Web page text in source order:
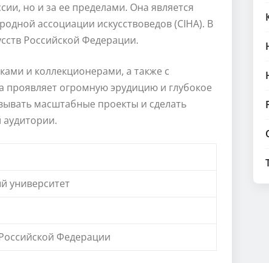
но и за ее пределами. Она является
ассоциации искусствоведов (CIHA). В
Российской Федерации.
и коллекционерами, а также с
огромную эрудицию и глубокое
масштабные проекты и сделать
университет
Федерации